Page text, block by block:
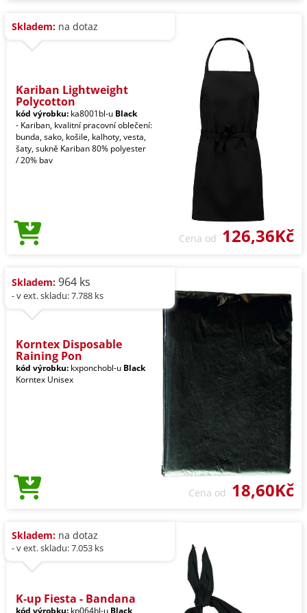
Skladem: na dotaz
Kariban Lightweight
Polycotton
kód výrobku: ka8001bl-u Black
- Kariban, kvalitní pracovní oblečení:
bunda, sako, košile, kalhoty, vesta,
šaty, sukně Kariban 80% polyester
/ 20% bav
Cena od 126,36Kč
Skladem: 964 ks
- v ext. skladu: 7.788 ks
Korntex Disposable
Raining Pon
kód výrobku: kxponchobl-u Black
Korntex Unisex
Cena od 18,60Kč
Skladem: na dotaz
- v ext. skladu: 7.053 ks
K-up Fiesta - Bandana
kód výrobku: kp064bl-u Black